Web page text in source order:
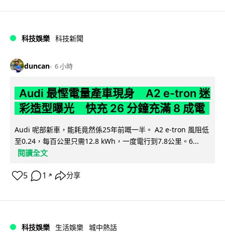
科技娛樂 科技新聞
duncan 6 小時
Audi 最慳電量產車現身 A2 e-tron 迷
彩造型曝光 快充 26 分鐘充滿 8 成電
Audi 呢部新車，能耗竟然係25年前嘅一半。 A2 e-tron 風阻低
至0.24，每百公里只需12.8 kWh，一度電行到7.8公里。6...
閱讀全文
5 1 ↗ 分享
科技娛樂 生活娛樂 城中熱話